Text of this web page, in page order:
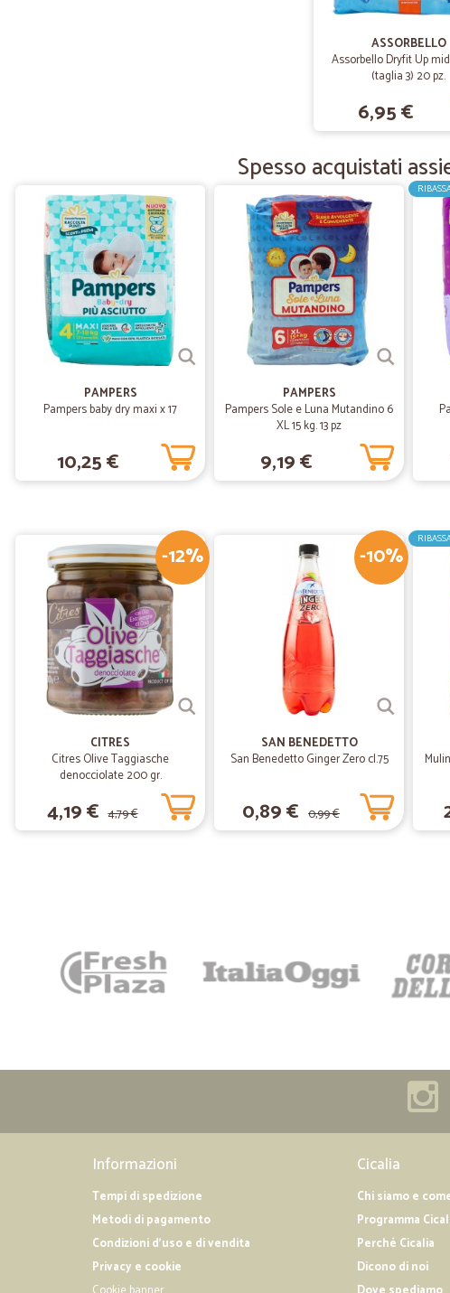
ASSORBELLO
Assorbello Dryfit Up
(taglia 3) 20 pz.
6,95 €
Spesso acquistati
PAMPERS
Pampers baby dry maxi x 17
10,25 €
PAMPERS
Pampers Sole e Luna Mutandino 6
XL 15 kg. 13 pz
9,19 €
-12%
CITRES
Citres Olive Taggiasche
denocciolate 200 gr.
4,19 € 4,79 €
-10%
SAN BENEDETTO
San Benedetto Ginger Zero cl.75
0,89 € 0,99 €
Informazioni
Tempi di spedizione
Metodi di pagamento
Condizioni d'uso e di vendita
Privacy e cookie
Cicalia
Chi siamo e
Programma
Perché Cicalia
Dicono di noi